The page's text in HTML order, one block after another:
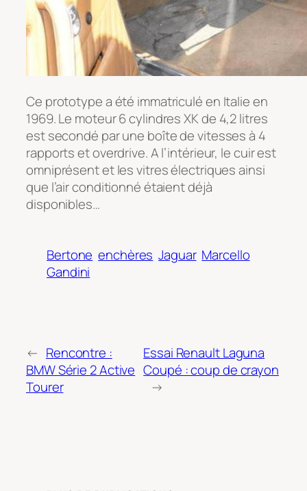
Ce prototype a été immatriculé en Italie en
1969. Le moteur 6 cylindres XK de 4,2 litres
est secondé par une boîte de vitesses à 4
rapports et overdrive. A l’intérieur, le cuir est
omniprésent et les vitres électriques ainsi
que l’air conditionné étaient déjà
disponibles…
Bertone enchères Jaguar Marcello
Gandini
← Rencontre :
BMW Série 2 Active
Tourer
Essai Renault Laguna
Coupé : coup de crayon
→